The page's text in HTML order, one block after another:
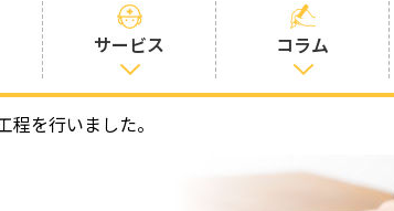
サービス
塗装プランと価
コラム
塗装コラム
を行いました。